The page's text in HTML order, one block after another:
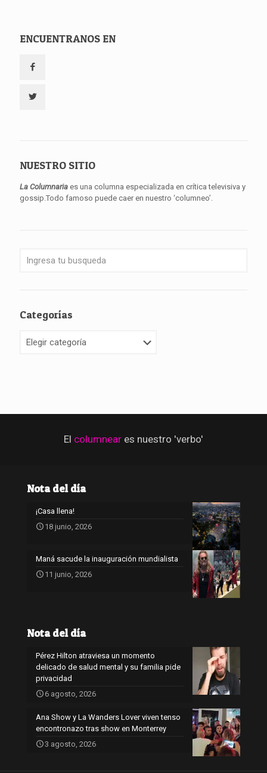
ENCUENTRANOS EN
NUESTRO SITIO
La Columnaria es una columna especializada en crítica televisiva y
gossip.Todo famoso puede caer en nuestro ‘columneo’.
Categorías
El columnear es nuestro 'verbo'
Nota del día
¡Casa llena!
18 junio, 2026
Maná sacude la inauguración mundialista
11 junio, 2026
Nota del día
Pérez Hilton atraviesa un momento
delicado de salud mental y su familia pide
privacidad
6 agosto, 2026
Ana Show y La Wanders Lover viven tenso
encontronazo tras show en Monterrey
3 agosto, 2026